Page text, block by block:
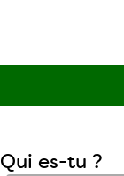
Qui es-tu ?